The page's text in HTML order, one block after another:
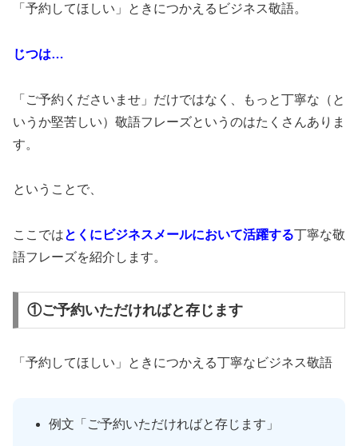
「予約してほしい」ときにつかえるビジネス敬語。
じつは…
「ご予約くださいませ」だけではなく、もっと丁寧な（と
いうか堅苦しい）敬語フレーズというのはたくさんありま
す。
ということで、
ここではとくにビジネスメールにおいて活躍する丁寧な敬
語フレーズを紹介します。
①ご予約いただければと存じます
「予約してほしい」ときにつかえる丁寧なビジネス敬語
例文「ご予約いただければと存じます」